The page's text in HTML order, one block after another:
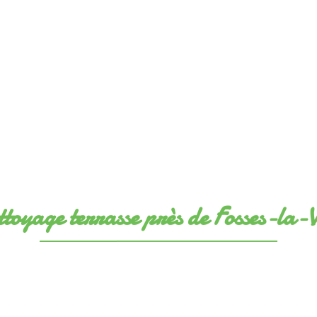
terrasse près de Fosses-la-